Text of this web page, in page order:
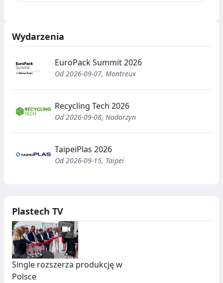
realizować swój biznes,
nawiązywać współpracę i
uzyskiwać od siebie
atmosferze. Jest to okazja do
wspólnej pracy i znalezienia
rozwiązań dla pojawiających
się problemów branży
poprzez stworzenie silnej
społeczności i osiągnięcie
Wydarzenia
EuroPack Summit 2026
Od 2026-09-07, Montreux
Recycling Tech 2026
Od 2026-09-08, Nadarzyn
TaipeiPlas 2026
Od 2026-09-15, Taipei
Plastech TV
Single rozszerza produkcję w
Polsce